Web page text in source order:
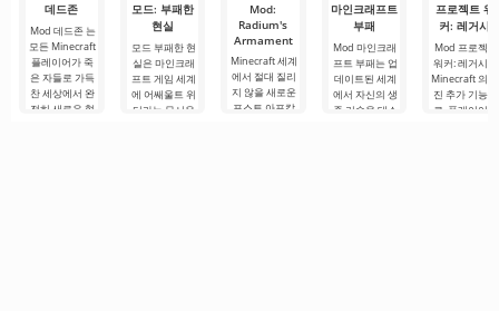
데드존
Mod 데드존 는
모든 Minecraft
플레이어가 죽
은 자들로 가득
찬 세상에서 완
전히 새로운 형
모드: 부패한
현실
모드 부패한 현
실은 마인크래
프트 게임 세계
에 어쌔울트 위
더라는 무서운
Mod:
Radium's
Armament
Minecraft 세계
에서 절대 질리
지 않을 새로운
포스트 아포칼
마인크래프트
부패
Mod 마인크래
프트 부패는 업
데이트된 세계
에서 자신의 생
존 기술을 테스
프로젝트 워
커: 레거시
Mod 프로젝트
워커: 레거시는
Minecraft 의
진 추가 기능으
로, 플레이어는